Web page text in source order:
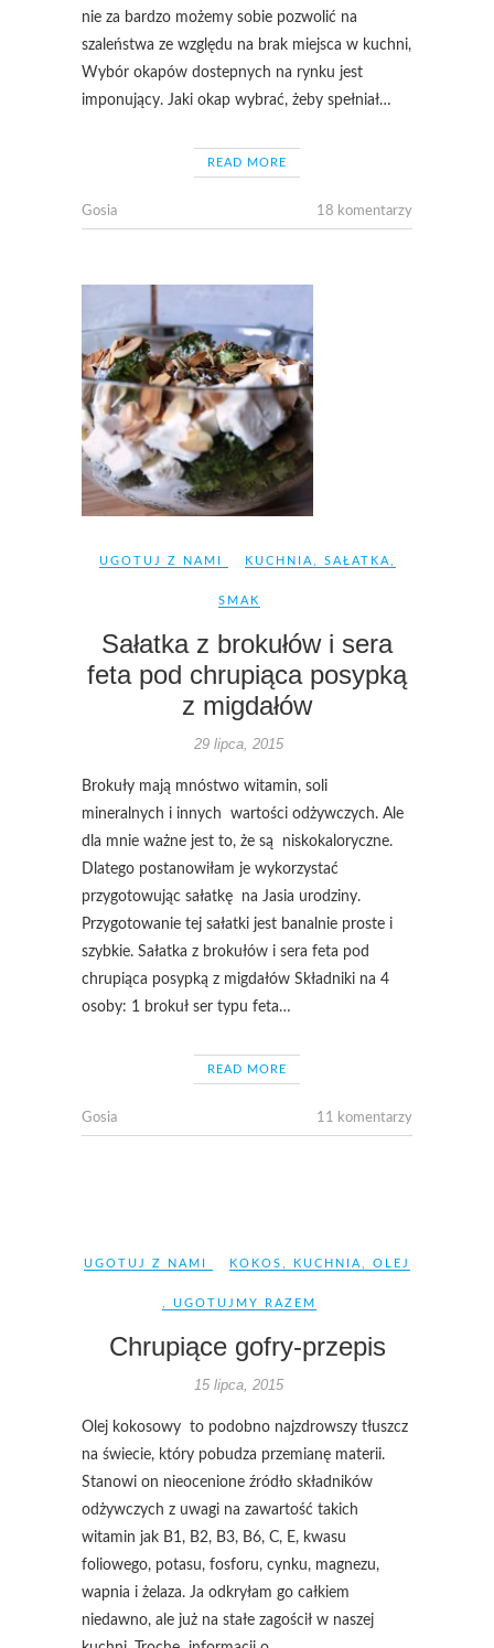
nie za bardzo możemy sobie pozwolić na
szaleństwa ze względu na brak miejsca w kuchni,
Wybór okapów dostepnych na rynku jest
imponujący. Jaki okap wybrać, żeby spełniał…
READ MORE
Gosia 18 komentarzy
UGOTUJ Z NAMI KUCHNIA, SAŁATKA,
SMAK
Sałatka z brokułów i sera
feta pod chrupiąca posypką
z migdałów
29 lipca, 2015
Brokuły mają mnóstwo witamin, soli
mineralnych i innych wartości odżywczych. Ale
dla mnie ważne jest to, że są niskokaloryczne.
Dlatego postanowiłam je wykorzystać
przygotowując sałatkę na Jasia urodziny.
Przygotowanie tej sałatki jest banalnie proste i
szybkie. Sałatka z brokułów i sera feta pod
chrupiąca posypką z migdałów Składniki na 4
osoby: 1 brokuł ser typu feta…
READ MORE
Gosia 11 komentarzy
UGOTUJ Z NAMI KOKOS, KUCHNIA, OLEJ
, UGOTUJMY RAZEM
Chrupiące gofry-przepis
15 lipca, 2015
Olej kokosowy to podobno najzdrowszy tłuszcz
na świecie, który pobudza przemianę materii.
Stanowi on nieocenione źródło składników
odżywczych z uwagi na zawartość takich
witamin jak B1, B2, B3, B6, C, E, kwasu
foliowego, potasu, fosforu, cynku, magnezu,
wapnia i żelaza. Ja odkryłam go całkiem
niedawno, ale już na stałe zagościł w naszej